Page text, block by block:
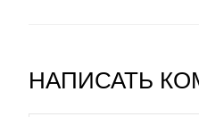
НАПИСАТЬ